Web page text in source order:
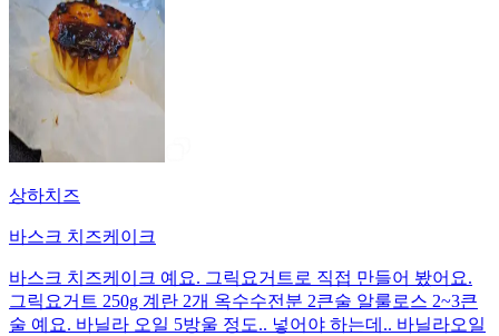
상하치즈
바스크 치즈케이크
바스크 치즈케이크 예요. 그릭요거트로 직접 만들어 봤어요.
그릭요거트 250g 계란 2개 옥수수전분 2큰술 알룰로스 2~3큰
술 예요. 바닐라 오일 5방울 정도.. 넣어야 하는데.. 바닐라오일